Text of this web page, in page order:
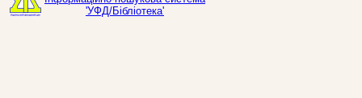
'УФД/Бібліотека'